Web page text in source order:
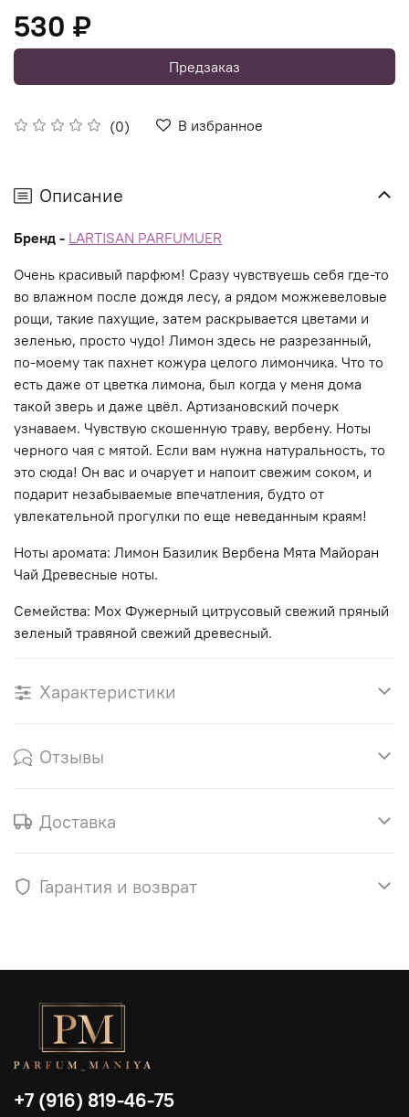
(0) В избранное
530 ₽
Предзаказ
Описание
Бренд - LARTISAN PARFUMUER
Очень красивый парфюм! Сразу чувствуешь себя где-то
во влажном после дождя лесу, а рядом можжевеловые
рощи, такие пахущие, затем раскрывается цветами и
зеленью, просто чудо! Лимон здесь не разрезанный,
по-моему так пахнет кожура целого лимончика. Что то
есть даже от цветка лимона, был когда у меня дома
такой зверь и даже цвёл. Артизановский почерк
узнаваем. Чувствую скошенную траву, вербену. Ноты
черного чая с мятой. Если вам нужна натуральность, то
это сюда! Он вас и очарует и напоит свежим соком, и
подарит незабываемые впечатления, будто от
увлекательной прогулки по еще неведанным краям!
Ноты аромата: Лимон Базилик Вербена Мята Майоран
Чай Древесные ноты.
Семейства: Мох Фужерный цитрусовый свежий пряный
зеленый травяной свежий древесный.
Характеристики
Отзывы
Доставка
Гарантия и возврат
+7 (916) 819-46-75